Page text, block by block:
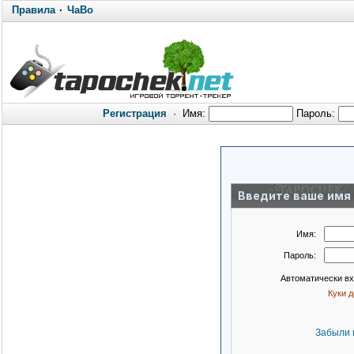
Правила· ЧаВо
Регистрация · Имя: Пароль:
Введите ваше имя
Имя:
Пароль:
Автоматически
Куки
Забыли